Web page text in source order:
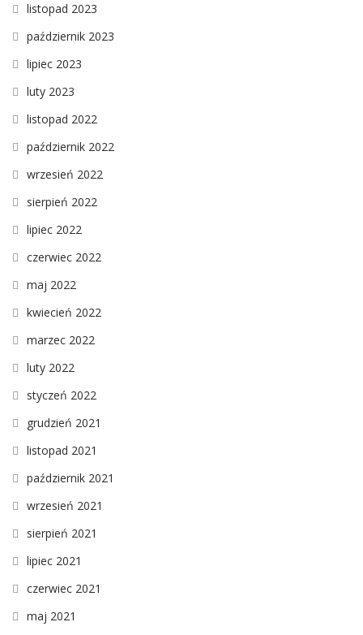
listopad 2023
październik 2023
lipiec 2023
luty 2023
listopad 2022
październik 2022
wrzesień 2022
sierpień 2022
lipiec 2022
czerwiec 2022
maj 2022
kwiecień 2022
marzec 2022
luty 2022
styczeń 2022
grudzień 2021
listopad 2021
październik 2021
wrzesień 2021
sierpień 2021
lipiec 2021
czerwiec 2021
maj 2021